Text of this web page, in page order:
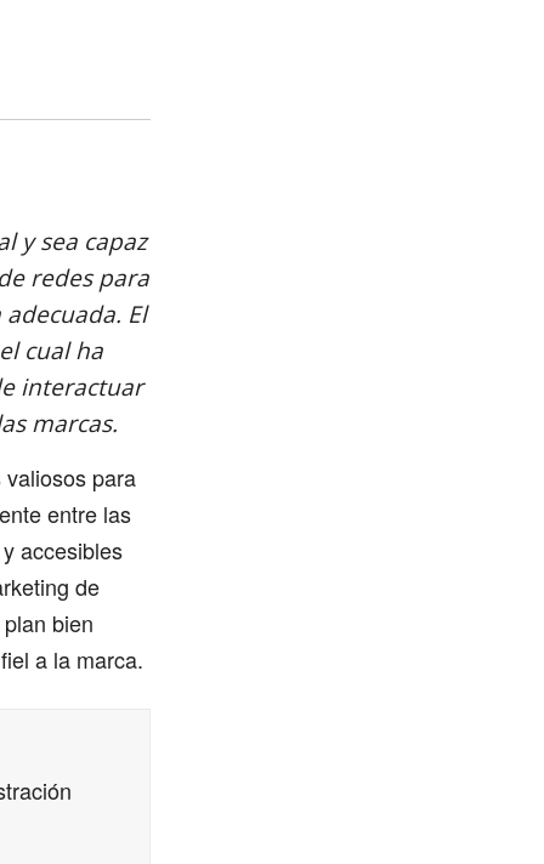
y sea capaz
redes para
El
cual ha
interactuar
marcas.
para
entre las
accesibles
de
bien
a la marca.